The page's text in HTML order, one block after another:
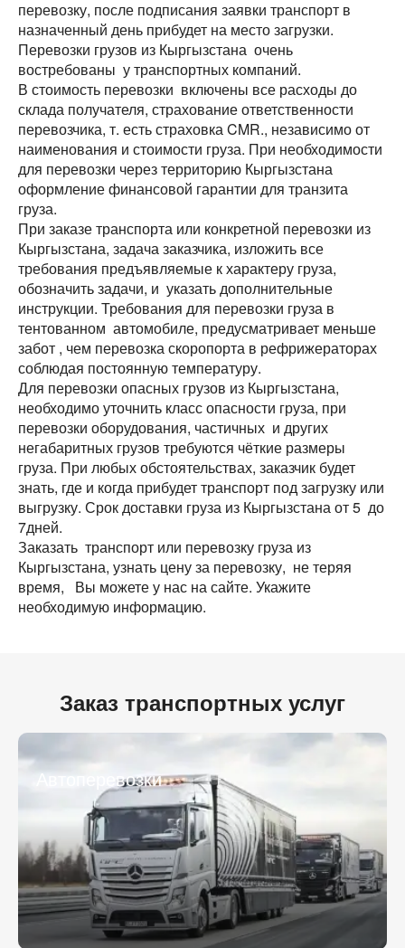
перевозку, после подписания заявки транспорт в
назначенный день прибудет на место загрузки.
Перевозки грузов из Кыргызстана очень
востребованы у транспортных компаний.
В стоимость перевозки включены все расходы до
склада получателя, страхование ответственности
перевозчика, т. есть страховка CMR., независимо от
наименования и стоимости груза. При необходимости
для перевозки через территорию Кыргызстана
оформление финансовой гарантии для транзита
груза.
При заказе транспорта или конкретной перевозки из
Кыргызстана, задача заказчика, изложить все
требования предъявляемые к характеру груза,
обозначить задачи, и указать дополнительные
инструкции. Требования для перевозки груза в
тентованном автомобиле, предусматривает меньше
забот , чем перевозка скоропорта в рефрижераторах
соблюдая постоянную температуру.
Для перевозки опасных грузов из Кыргызстана,
необходимо уточнить класс опасности груза, при
перевозки оборудования, частичных и других
негабаритных грузов требуются чёткие размеры
груза. При любых обстоятельствах, заказчик будет
знать, где и когда прибудет транспорт под загрузку или
выгрузку. Срок доставки груза из Кыргызстана от 5 до
7дней.
Заказать транспорт или перевозку груза из
Кыргызстана, узнать цену за перевозку, не теряя
время, Вы можете у нас на сайте. Укажите
необходимую информацию.
Заказ транспортных услуг
Автоперевозки
Узнать стоимость перевозки
Страна загрузки
Город загрузки
Страна выгрузки
Город выгрузки
Наименование груза
Разместить транспорт для поиска груза
Город загрузки
Страна выгрузки
Город выгрузки
Тип транспорта